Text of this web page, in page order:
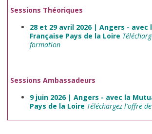
Sessions Théoriques
28 et 29 avril 2026 | Angers -
Française Pays de la Loire
formation
Sessions Ambassadeurs
9 juin 2026 | Angers - avec la
Pays de la Loire Téléchargez l'offre